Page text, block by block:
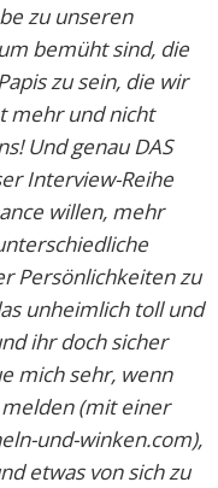
zu unseren
bemüht sind, die
zu sein, die wir
mehr und nicht
Und genau DAS
Interview-Reihe
willen, mehr
Persönlichkeiten zu
unheimlich toll und
ihr doch sicher
mich sehr, wenn
(mit einer
und-winken.com),
etwas von sich zu